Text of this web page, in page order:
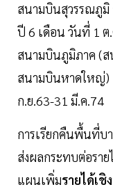
สนามบินสุวรรณภู
ปี 6 เดือน วันที่ 1
สนามบินภูมิภาค (ส
สนามบินหาดใหญ่)
ก.ย.63-31 มี.ค.74
การเรียกคืนพื้นที่บ
ส่งผลกระทบต่อรา
แผนเพิ่มรายได้เ